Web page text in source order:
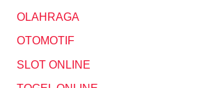
OLAHRAGA
OTOMOTIF
SLOT ONLINE